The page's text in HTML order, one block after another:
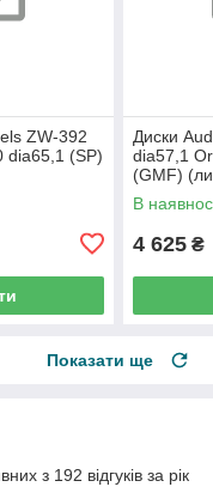
ZW-392
dia65,1 (SP)
Диски
dia57,1
(GMF)
В
4 625 ₴
Показати ще
з 192 відгуків за рік